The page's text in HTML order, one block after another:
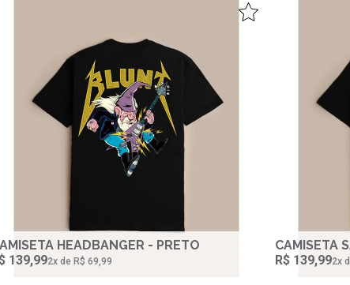
HEADBANGER - PRETO
139,992‌x de R$ 69,99
CAMISETA
R$ 139,992‌x